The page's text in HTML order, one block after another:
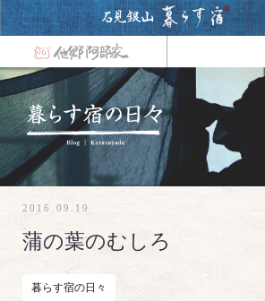
2016.09.19
蒲の葉のむしろ
暮らす宿の日々